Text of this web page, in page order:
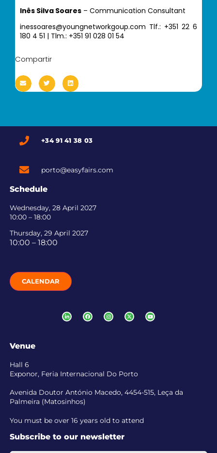
Inês Silva Soares – Communication Consultant
inessoares@youngnetworkgoup.com Tlf.: +351 22 6
180 4 51 | Tlm.: +351 91 028 01 54
Compartir
+34 91 41 38 03
porto@easyfairs.com
Schedule
Wednesday, 28 April 2027
10:00 – 18:00
Thursday, 29 April 2027
10:00 – 18:00
CALENDAR
Venue
Hall 6
Exponor, Feria Internacional Do Porto
Avenida Doutor António Macedo, 4454-515, Leça da
Palmeira (Matosinhos)
You must be over 16 years old to attend
Subscribe to our newsletter